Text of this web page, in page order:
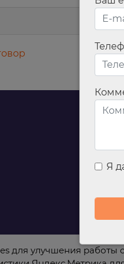
по
Я
для улучшения работы